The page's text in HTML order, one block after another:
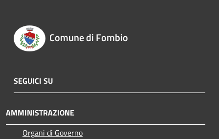
Comune di Fombio
SEGUICI SU
AMMINISTRAZIONE
Organi di Governo